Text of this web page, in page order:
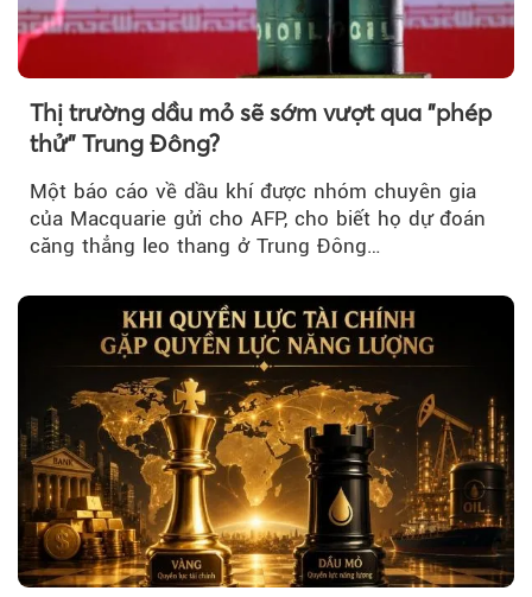
Thị trường dầu mỏ sẽ sớm vượt qua "phép
thử" Trung Đông?
Một báo cáo về dầu khí được nhóm chuyên gia
của Macquarie gửi cho AFP, cho biết họ dự đoán
căng thẳng leo thang ở Trung Đông…